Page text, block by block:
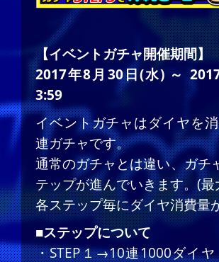
【イベントガチャ開催期間】
2017年8月30日(水) ～
3:59
イベントガチャはダイヤを
連ガチャです。
通常のガチャとは違い、ガチ
テップが進んでいきます。(
各ステップ毎にダイヤ消費量
■ステップについて
・STEP１→10連1000ダイ